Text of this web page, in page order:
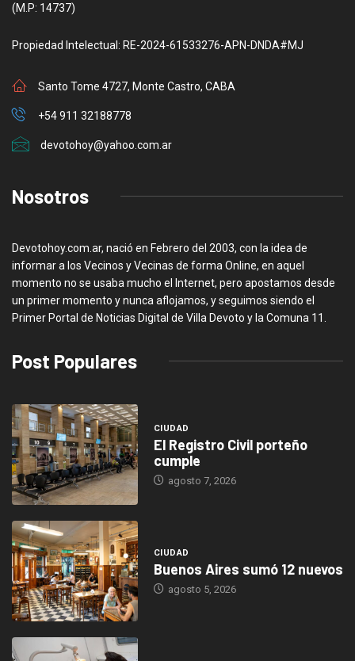
(M.P: 14737)
Propiedad Intelectual: RE-2024-61533276-APN-DNDA#MJ
Santo Tome 4727, Monte Castro, CABA
+54 911 32188778
devotohoy@yahoo.com.ar
Nosotros
Devotohoy.com.ar, nació en Febrero del 2003, con la idea de
informar a los Vecinos y Vecinas de forma Online, en aquel
momento no se usaba mucho el Internet, pero apostamos desde
un primer momento y nunca aflojamos, y seguimos siendo el
Primer Portal de Noticias Digital de Villa Devoto y la Comuna 11.
Post Populares
CIUDAD
El Registro Civil porteño
cumple
agosto 7, 2026
CIUDAD
Buenos Aires sumó 12 nuevos
agosto 5, 2026